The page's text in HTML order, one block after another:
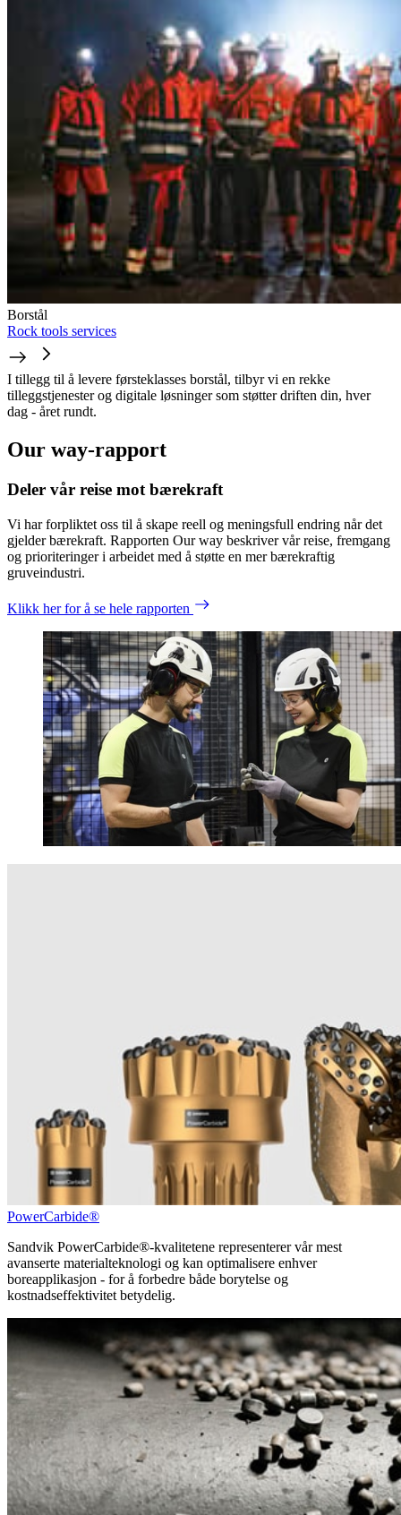
Borstål
Rock tools services
I tillegg til å levere førsteklasses borstål, tilbyr vi en rekke
tilleggstjenester og digitale løsninger som støtter driften din, hver
dag - året rundt.
Our way-rapport
Deler vår reise mot bærekraft
Vi har forpliktet oss til å skape reell og meningsfull endring når det
gjelder bærekraft. Rapporten Our way beskriver vår reise, fremgang
og prioriteringer i arbeidet med å støtte en mer bærekraftig
gruveindustri.
Klikk her for å se hele rapporten
PowerCarbide®
Sandvik PowerCarbide®-kvalitetene representerer vår mest
avanserte materialteknologi og kan optimalisere enhver
boreapplikasjon - for å forbedre både borytelse og
kostnadseffektivitet betydelig.